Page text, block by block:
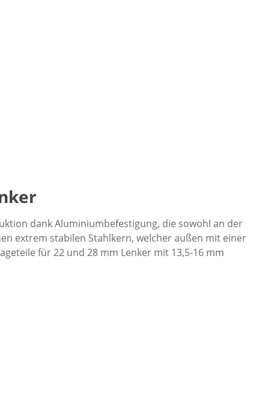
dank Aluminiumbefestigung, die sowohl an der
extrem stabilen Stahlkern, welcher außen mit einer
für 22 und 28 mm Lenker mit 13,5-16 mm